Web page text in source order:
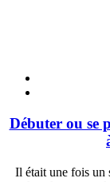
Débuter ou se
Il était une fois un